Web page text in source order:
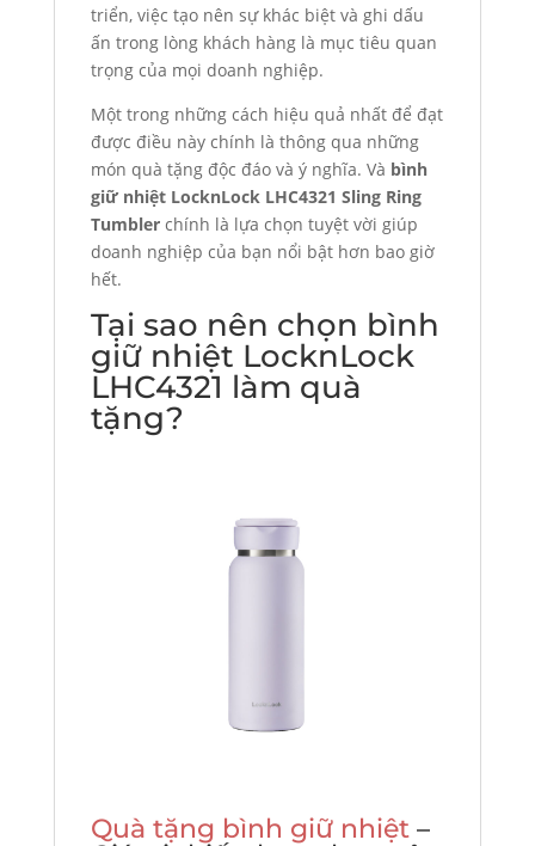
triển, việc tạo nên sự khác biệt và ghi dấu
ấn trong lòng khách hàng là mục tiêu quan
trọng của mọi doanh nghiệp.
Một trong những cách hiệu quả nhất để đạt
được điều này chính là thông qua những
món quà tặng độc đáo và ý nghĩa. Và bình
giữ nhiệt LocknLock LHC4321 Sling Ring
Tumblerchính là lựa chọn tuyệt vời giúp
doanh nghiệp của bạn nổi bật hơn bao giờ
hết.
Tại sao nên chọn bình
giữ nhiệt LocknLock
LHC4321 làm quà
tặng?
Quà tặng bình giữ nhiệt–